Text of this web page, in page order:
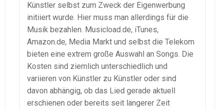
Künstler selbst zum Zweck der Eigenwerbung
initiiert wurde. Hier muss man allerdings für die
Musik bezahlen. Musicload.de, iTunes,
Amazon.de, Media Markt und selbst die Telekom
bieten eine extrem große Auswahl an Songs. Die
Kosten sind ziemlich unterschiedlich und
variieren von Künstler zu Künstler oder sind
davon abhängig, ob das Lied gerade aktuell
erschienen oder bereits seit längerer Zeit